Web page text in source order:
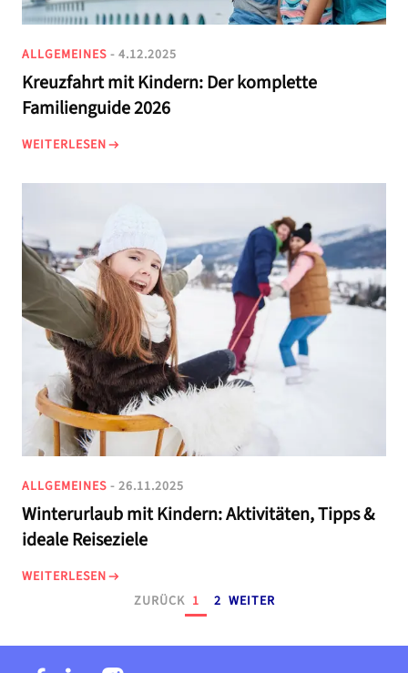
ALLGEMEINES - 4.12.2025
Kreuzfahrt mit Kindern: Der komplette
Familienguide 2026
WEITERLESEN
ALLGEMEINES - 26.11.2025
Winterurlaub mit Kindern: Aktivitäten, Tipps &
ideale Reiseziele
WEITERLESEN
ZURÜCK 1 2 WEITER